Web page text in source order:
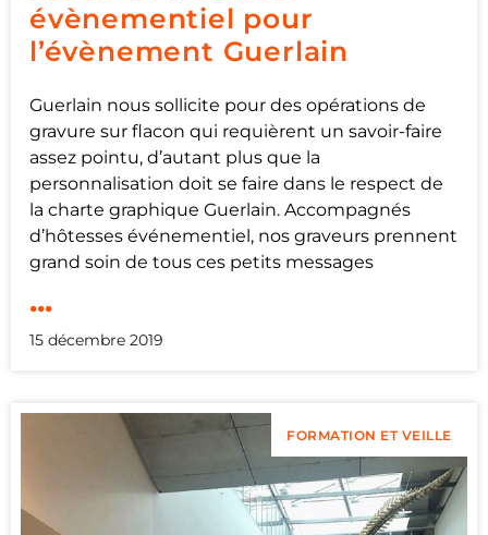
évènementiel pour
l’évènement Guerlain
Guerlain nous sollicite pour des opérations de
gravure sur flacon qui requièrent un savoir-faire
assez pointu, d’autant plus que la
personnalisation doit se faire dans le respect de
la charte graphique Guerlain. Accompagnés
d’hôtesses événementiel, nos graveurs prennent
grand soin de tous ces petits messages
...
15 décembre 2019
FORMATION ET VEILLE